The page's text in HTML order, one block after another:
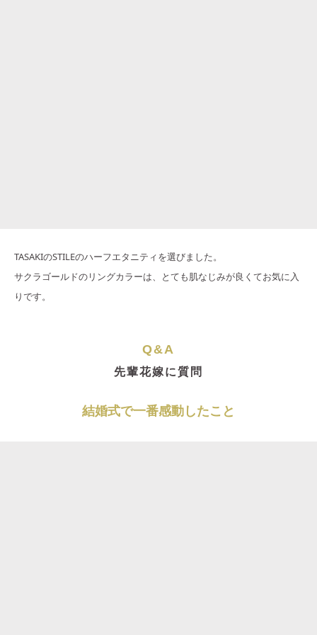
TASAKIのSTILEのハーフエタニティを選びました。
サクラゴールドのリングカラーは、とても肌なじみが良くてお気に入
りです。
Q&A
先輩花嫁に質問
結婚式で一番感動したこと